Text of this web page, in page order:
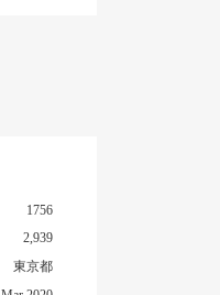
1756
2,939
東京都